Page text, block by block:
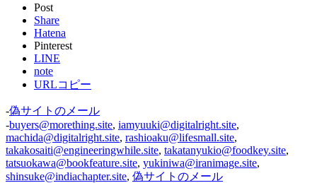
Post
Share
Hatena
Pinterest
LINE
note
URLコピー
-偽サイトのメール
-buyers@morething.site, iamyuuki@digitalright.site,
machida@digitalright.site, rashioaku@lifesmall.site,
takakosaiti@engineeringwhile.site, takatanyukio@foodkey.site,
tatsuokawa@bookfeature.site, yukiniwa@iranimage.site,
shinsuke@indiachapter.site, 偽サイトのメール